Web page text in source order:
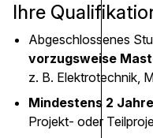
Ihre
Abgeschlossenes
vorzugsweise
z. B. Elektrotechnik,
Mindestens 2
Projekt- oder